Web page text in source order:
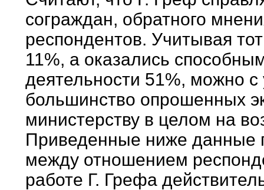
сограждан, обратного
респондентов. Учитывая
11%, а оказались
деятельности 51%, можно с
большинство опрошенных
министерству в целом на
Приведенные ниже данные
между отношением
работе Г. Грефа